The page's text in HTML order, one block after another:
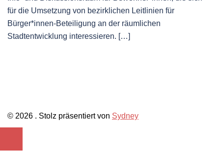
für die Umsetzung von bezirklichen Leitlinien für
Bürger*innen-Beteiligung an der räumlichen
Stadtentwicklung interessieren. […]
© 2026 . Stolz präsentiert von Sydney